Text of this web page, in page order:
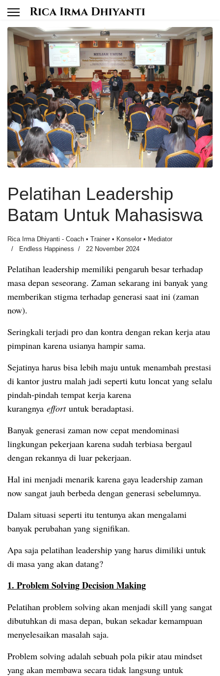
Pelatihan Leadership
Batam Untuk Mahasiswa
Rica Irma Dhiyanti - Coach • Trainer • Konselor • Mediator
Endless Happiness
22 November 2024
Pelatihan leadership memiliki pengaruh besar terhadap
masa depan seseorang. Zaman sekarang ini banyak yang
memberikan stigma terhadap generasi saat ini (zaman
now).
Seringkali terjadi pro dan kontra dengan rekan kerja atau
pimpinan karena usianya hampir sama.
Sejatinya harus bisa lebih maju untuk menambah prestasi
di kantor justru malah jadi seperti kutu loncat yang selalu
pindah-pindah tempat kerja karena
kurangnya effortuntuk beradaptasi.
Banyak generasi zaman now cepat mendominasi
lingkungan pekerjaan karena sudah terbiasa bergaul
dengan rekannya di luar pekerjaan.
Hal ini menjadi menarik karena gaya leadership zaman
now sangat jauh berbeda dengan generasi sebelumnya.
Dalam situasi seperti itu tentunya akan mengalami
banyak perubahan yang signifikan.
Apa saja pelatihan leadership yang harus dimiliki untuk
di masa yang akan datang?
1. Problem Solving Decision Making
Pelatihan problem solving akan menjadi skill yang sangat
dibutuhkan di masa depan, bukan sekadar kemampuan
menyelesaikan masalah saja.
Problem solving adalah sebuah pola pikir atau mindset
yang akan membawa secara tidak langsung untuk